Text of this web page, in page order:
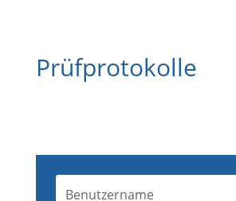
Prüfprotokolle